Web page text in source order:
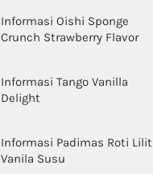
Informasi Oishi Sponge
Crunch Strawberry Flavor
Informasi Tango Vanilla
Delight
Informasi Padimas Roti Lilit
Vanila Susu